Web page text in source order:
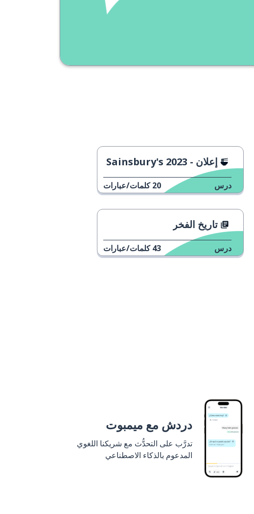
إعلان - Sainsbury's 2023
درس 20 كلمات/عبارات
تاريخ الفخر
درس 43 كلمات/عبارات
دردش مع ميمبوت
تدرَّب على التحدُّث مع شريكنا اللغوي
المدعوم بالذكاء الاصطناعي